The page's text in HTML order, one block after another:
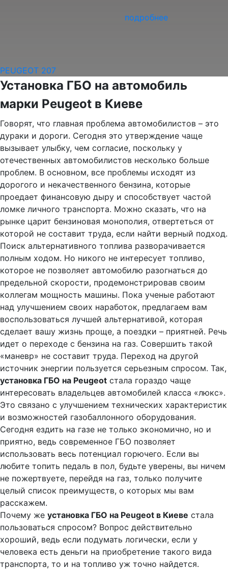
подробнее
PEUGEOT 207
Установка ГБО на автомобиль
марки Peugeot в Киеве
Говорят, что главная проблема автомобилистов – это
дураки и дороги. Сегодня это утверждение чаще
вызывает улыбку, чем согласие, поскольку у
отечественных автомобилистов несколько больше
проблем. В основном, все проблемы исходят из
дорогого и некачественного бензина, которые
проедает финансовую дыру и способствует частой
ломке личного транспорта. Можно сказать, что на
рынке царит бензиновая монополия, отвертеться от
которой не составит труда, если найти верный подход.
Поиск альтернативного топлива разворачивается
полным ходом. Но никого не интересует топливо,
которое не позволяет автомобилю разогнаться до
предельной скорости, продемонстрировав своим
коллегам мощность машины. Пока ученые работают
над улучшением своих наработок, предлагаем вам
воспользоваться лучшей альтернативой, которая
сделает вашу жизнь проще, а поездки – приятней. Речь
идет о переходе с бензина на газ. Совершить такой
«маневр» не составит труда. Переход на другой
источник энергии пользуется серьезным спросом. Так,
установка ГБО на Peugeot стала гораздо чаще
интересовать владельцев автомобилей класса «люкс».
Это связано с улучшением технических характеристик
и возможностей газобаллонного оборудования.
Сегодня ездить на газе не только экономично, но и
приятно, ведь современное ГБО позволяет
использовать весь потенциал горючего. Если вы
любите топить педаль в пол, будьте уверены, вы ничем
не пожертвуете, перейдя на газ, только получите
целый список преимуществ, о которых мы вам
расскажем.
Почему же установка ГБО на Peugeot в Киеве стала
пользоваться спросом? Вопрос действительно
хороший, ведь если подумать логически, если у
человека есть деньги на приобретение такого вида
транспорта, то и на топливо уж точно найдется.